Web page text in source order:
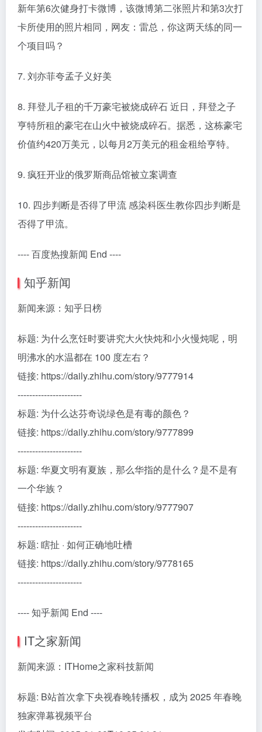
新年第6次健身打卡微博，该微博第二张照片和第3次打
卡所使用的照片相同，网友：雷总，你这两天练的同一
个项目吗？
7. 刘亦菲夸孟子义好美
8. 拜登儿子租的千万豪宅被烧成碎石 近日，拜登之子
亨特所租的豪宅在山火中被烧成碎石。据悉，这栋豪宅
价值约420万美元，以每月2万美元的租金租给亨特。
9. 疯狂开业的俄罗斯商品馆被立案调查
10. 四步判断是否得了甲流 感染科医生教你四步判断是
否得了甲流。
---- 百度热搜新闻 End ----
知乎新闻
新闻来源：知乎日榜
标题: 为什么烹饪时要讲究大火快炖和小火慢炖呢，明
明沸水的水温都在 100 度左右？
链接: https://daily.zhihu.com/story/9777914
----------------------
标题: 为什么达芬奇说绿色是有毒的颜色？
链接: https://daily.zhihu.com/story/9777899
----------------------
标题: 华夏文明有夏族，那么华指的是什么？是不是有
一个华族？
链接: https://daily.zhihu.com/story/9777907
----------------------
标题: 瞎扯 · 如何正确地吐槽
链接: https://daily.zhihu.com/story/9778165
----------------------
---- 知乎新闻 End ----
IT之家新闻
新闻来源：ITHome之家科技新闻
标题: B站首次拿下央视春晚转播权，成为 2025 年春晚
独家弹幕视频平台